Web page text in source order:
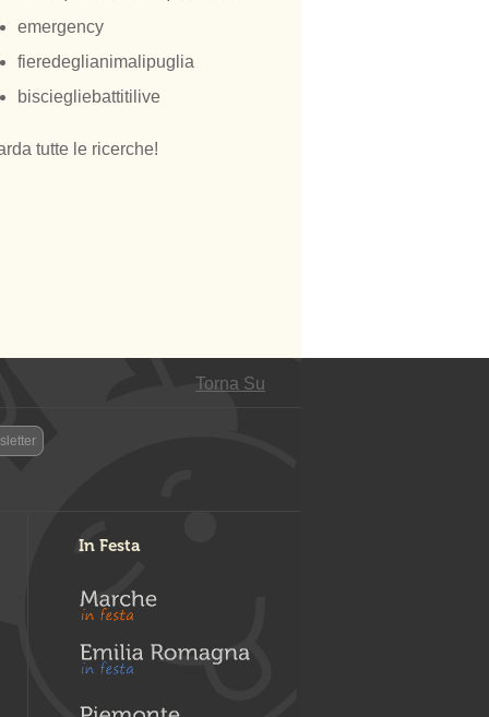
emergency
fieredeglianimalipuglia
bisciegliebattitilive
tutte le ricerche!
Torna Su
In Festa